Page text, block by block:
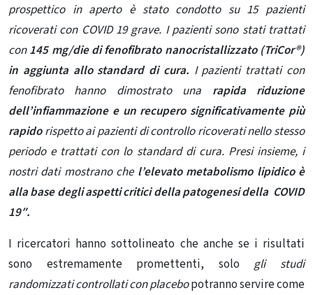
prospettico in aperto è stato condotto su 15 pazienti
ricoverati con COVID 19 grave. I pazienti sono stati trattati
con145 mg/die di fenofibrato nanocristallizzato (TriCor®)
in aggiunta allo standard di cura. I pazienti trattati con
fenofibrato hanno dimostrato una rapida riduzione
dell’infiammazione e un recupero significativamente più
rapidorispetto ai pazienti di controllo ricoverati nello stesso
periodo e trattati con lo standard di cura. Presi insieme, i
nostri dati mostrano chel’elevato metabolismo lipidico è
alla base degli aspetti critici della patogenesi della COVID
19″.
I ricercatori hanno sottolineato che anche se i risultati
sono estremamente promettenti, solo gli studi
randomizzati controllati con placebopotranno servire come